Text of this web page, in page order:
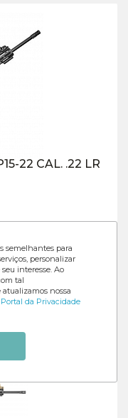
22 CAL. .22 LR
semelhantes para
personalizar
interesse. Ao
tal
nossa
Portal da Privacidade